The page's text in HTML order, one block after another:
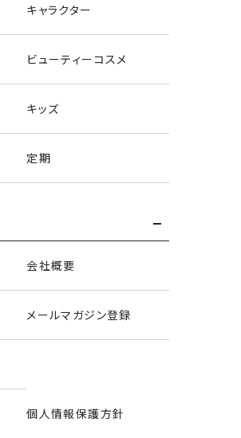
キャラクター
ビューティーコスメ
キッズ
定期
会社概要
メールマガジン登録
個人情報保護方針